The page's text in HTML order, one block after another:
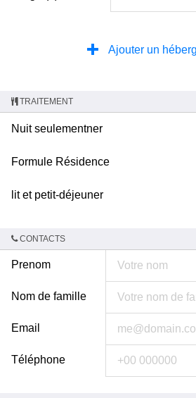
Ajouter un
TRAITEMENT
Nuit seulementner
Formule Résidence
lit et petit-déjeuner
CONTACTS
Prenom
Nom de famille
Email
Téléphone